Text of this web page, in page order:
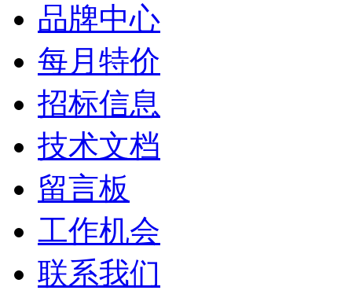
品牌中心
每月特价
招标信息
技术文档
留言板
工作机会
联系我们